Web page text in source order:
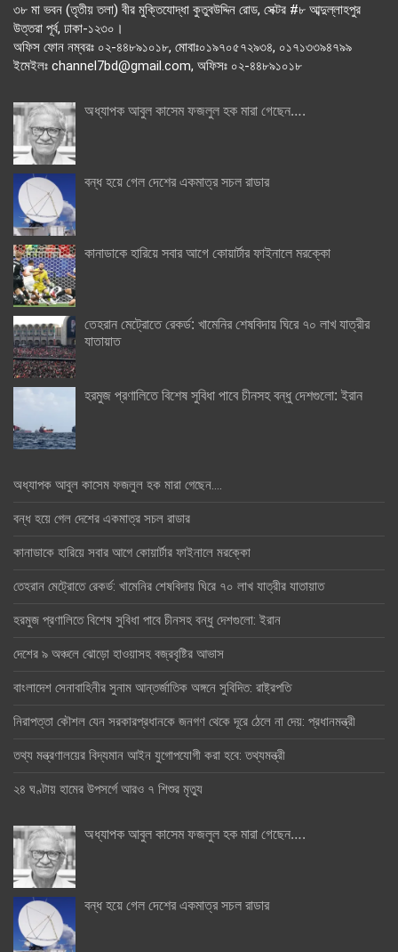
৩৮ মা ভবন (তৃতীয় তলা) বীর মুক্তিযোদ্ধা কুতুবউদ্দিন রোড, সেক্টর #৮ আব্দুল্লাহপুর
উত্তরা পূর্ব, ঢাকা-১২৩০।
অফিস ফোন নম্বরঃ ০২-৪৪৮৯১০১৮, মোবাঃ০১৯৭০৫৭২৯৩৪, ০১৭১৩৩৯৪৭৯৯
ইমেইলঃ channel7bd@gmail.com, অফিসঃ ০২-৪৪৮৯১০১৮
অধ্যাপক আবুল কাসেম ফজলুল হক মারা গেছেন….
বন্ধ হয়ে গেল দেশের একমাত্র সচল রাডার
কানাডাকে হারিয়ে সবার আগে কোয়ার্টার ফাইনালে মরক্কো
তেহরান মেট্রোতে রেকর্ড: খামেনির শেষবিদায় ঘিরে ৭০ লাখ যাত্রীর
যাতায়াত
হরমুজ প্রণালিতে বিশেষ সুবিধা পাবে চীনসহ বন্ধু দেশগুলো: ইরান
অধ্যাপক আবুল কাসেম ফজলুল হক মারা গেছেন….
বন্ধ হয়ে গেল দেশের একমাত্র সচল রাডার
কানাডাকে হারিয়ে সবার আগে কোয়ার্টার ফাইনালে মরক্কো
তেহরান মেট্রোতে রেকর্ড: খামেনির শেষবিদায় ঘিরে ৭০ লাখ যাত্রীর যাতায়াত
হরমুজ প্রণালিতে বিশেষ সুবিধা পাবে চীনসহ বন্ধু দেশগুলো: ইরান
দেশের ৯ অঞ্চলে ঝোড়ো হাওয়াসহ বজ্রবৃষ্টির আভাস
বাংলাদেশ সেনাবাহিনীর সুনাম আন্তর্জাতিক অঙ্গনে সুবিদিত: রাষ্ট্রপতি
নিরাপত্তা কৌশল যেন সরকারপ্রধানকে জনগণ থেকে দূরে ঠেলে না দেয়: প্রধানমন্ত্রী
তথ্য মন্ত্রণালয়ের বিদ্যমান আইন যুগোপযোগী করা হবে: তথ্যমন্ত্রী
২৪ ঘণ্টায় হামের উপসর্গে আরও ৭ শিশুর মৃত্যু
অধ্যাপক আবুল কাসেম ফজলুল হক মারা গেছেন….
বন্ধ হয়ে গেল দেশের একমাত্র সচল রাডার